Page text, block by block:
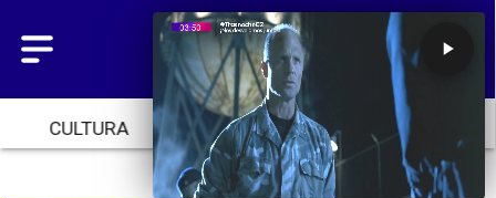
TENDENCIAS INICIO NACIONAL